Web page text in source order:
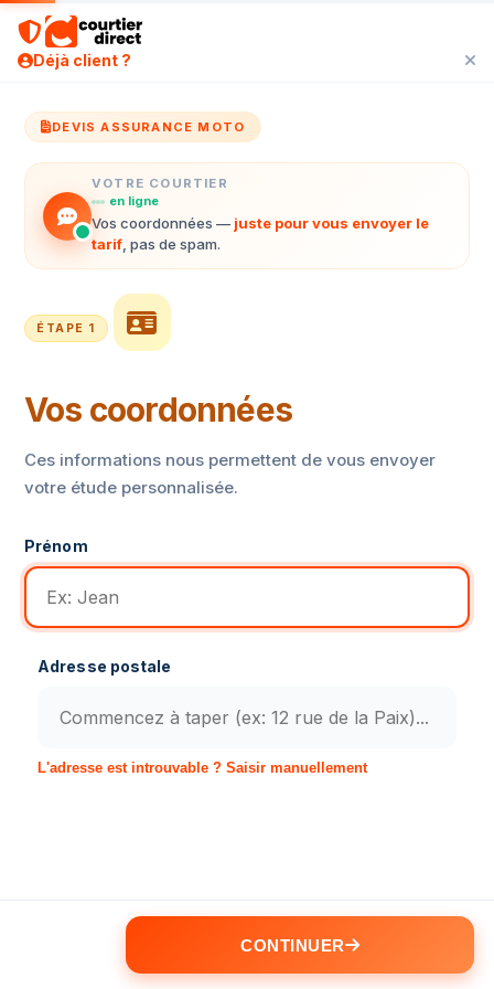
Déjà client ?
DEVIS ASSURANCE MOTO
VOTRE COURTIER
en ligne
Vos coordonnées — juste pour vous envoyer le
tarif , pas de spam.
ÉTAPE 1
Vos coordonnées
Ces informations nous permettent de vous envoyer
votre étude personnalisée.
Prénom
Adresse postale
L'adresse est introuvable ? Saisir manuellement
CONTINUER